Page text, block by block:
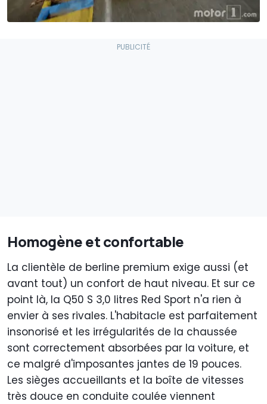
Homogène et confortable
La clientèle de berline premium exige aussi (et
avant tout) un confort de haut niveau. Et sur ce
point là, la Q50 S 3,0 litres Red Sport n'a rien à
envier à ses rivales. L'habitacle est parfaitement
insonorisé et les irrégularités de la chaussée
sont correctement absorbées par la voiture, et
ce malgré d'imposantes jantes de 19 pouces.
Les sièges accueillants et la boîte de vitesses
très douce en conduite coulée viennent